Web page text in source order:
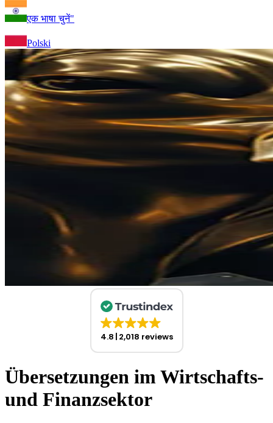
एक भाषा चुनें"
Polski
4.8 2,018 reviews
Übersetzungen im Wirtschafts-
und Finanzsektor